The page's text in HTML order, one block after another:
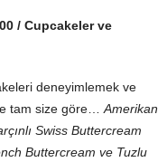
/ Cupcakeler ve
deneyimlemek ve
tam size göre… Amerikan
Swiss Buttercream
Buttercream ve Tuzlu